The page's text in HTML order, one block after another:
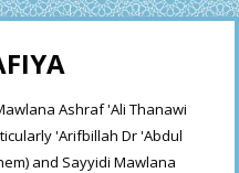
Ashraf 'Ali Thanawi
'Arifbillah Dr 'Abdul
and Sayyidi Mawlana